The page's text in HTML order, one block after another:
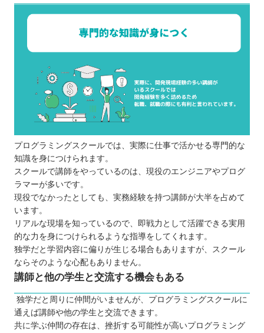
プログラミングスクールでは、実際に仕事で活かせる専門的な
知識を身につけられます。
スクールで講師をやっているのは、現役のエンジニアやプログ
ラマーが多いです。
現役でなかったとしても、実務経験を持つ講師が大半を占めて
います。
リアルな現場を知っているので、即戦力として活躍できる実用
的な力を身につけられるような指導をしてくれます。
独学だと学習内容に偏りが生じる場合もありますが、スクール
ならそのような心配もありません。
講師と他の学生と交流する機会もある
独学だと周りに仲間がいませんが、プログラミングスクールに
通えば講師や他の学生と交流できます。
共に学ぶ仲間の存在は、挫折する可能性が高いプログラミング